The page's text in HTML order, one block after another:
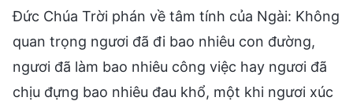
Đức Chúa Trời phán về tâm tính của Ngài: Không
quan trọng ngươi đã đi bao nhiêu con đường,
ngươi đã làm bao nhiêu công việc hay ngươi đã
chịu đựng bao nhiêu đau khổ, một khi ngươi xúc